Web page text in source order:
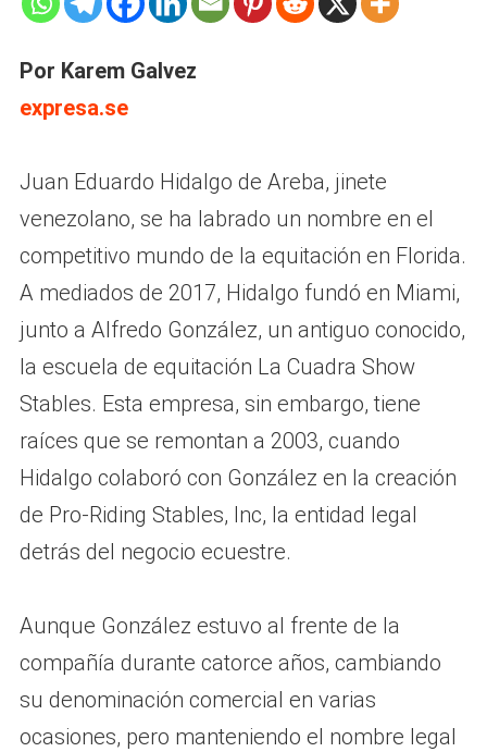
Por Karem Galvez
expresa.se
Juan Eduardo Hidalgo de Areba, jinete
venezolano, se ha labrado un nombre en el
competitivo mundo de la equitación en Florida.
A mediados de 2017, Hidalgo fundó en Miami,
junto a Alfredo González, un antiguo conocido,
la escuela de equitación La Cuadra Show
Stables. Esta empresa, sin embargo, tiene
raíces que se remontan a 2003, cuando
Hidalgo colaboró con González en la creación
de Pro-Riding Stables, Inc, la entidad legal
detrás del negocio ecuestre.
Aunque González estuvo al frente de la
compañía durante catorce años, cambiando
su denominación comercial en varias
ocasiones, pero manteniendo el nombre legal